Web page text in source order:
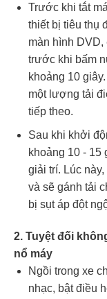
Trước khi tắt
thiết bị tiêu thụ
màn hình DVD,
trước khi bấm
khoảng 10
một lượng tải
tiếp theo.
Sau khi khởi
khoảng 10 - 15
giải trí. Lúc
và sẽ gánh tải
bị sụt áp đột
2. Tuyệt đối
nổ máy
Ngồi trong xe
nhạc, bật điều